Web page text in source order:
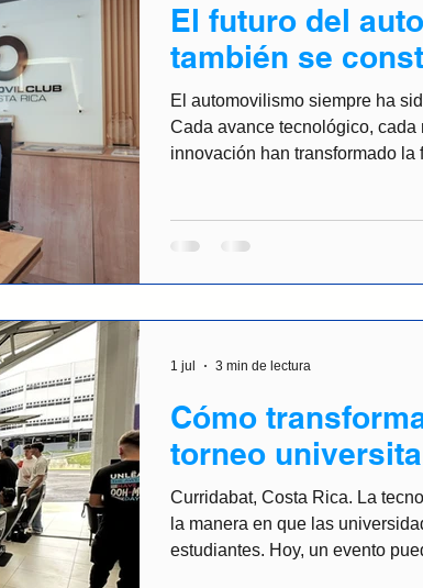
El futuro del
también se
innovación
El automovilismo siempre ha
Cada avance tecnológico, cada
innovación han transformado la
descubre talento, se
Cómo
torneo
experiencia de
Curridabat, Costa Rica. La
la manera en que las
estudiantes. Hoy, un evento
1 jul 3 min de lectura